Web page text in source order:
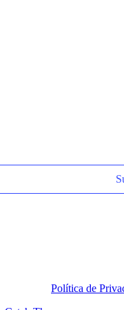
Política de